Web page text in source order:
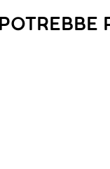
POTREBBE